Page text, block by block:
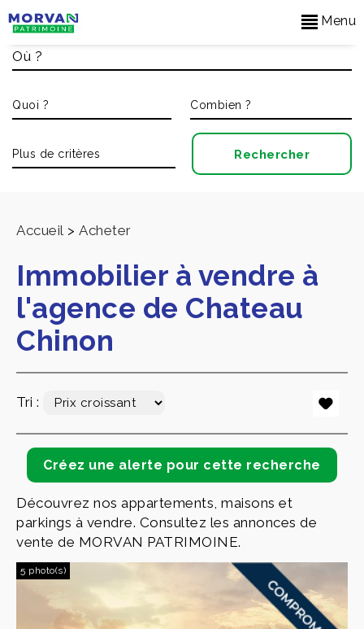
Menu
Accueil > Acheter
Immobilier à vendre à
l'agence de Chateau
Chinon
Tri :
Découvrez nos appartements, maisons et
parkings à vendre. Consultez les annonces de
vente de MORVAN PATRIMOINE.
5 photo(s)